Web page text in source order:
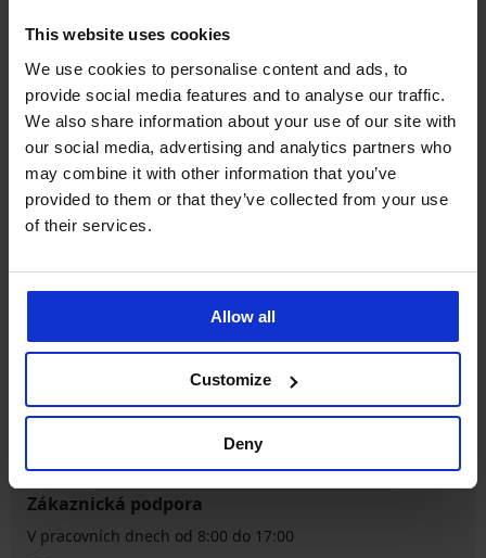
This website uses cookies
We use cookies to personalise content and ads, to
provide social media features and to analyse our traffic.
We also share information about your use of our site with
our social media, advertising and analytics partners who
may combine it with other information that you’ve
provided to them or that they’ve collected from your use
of their services.
Allow all
Customize
Deny
MEN-A
Gino Calvin Klein FILA
Nejčastěji vybírané barvy
černá
modrá vícebarevná šedá
Nejčastěji vybírané velikosti
XL M XXL
8 % z nákupu zpět
zdarma
Výhodné poštovné
Chytrý průvodce
Zákaznická podpora
V pracovních dnech od 8:00 do 17:00